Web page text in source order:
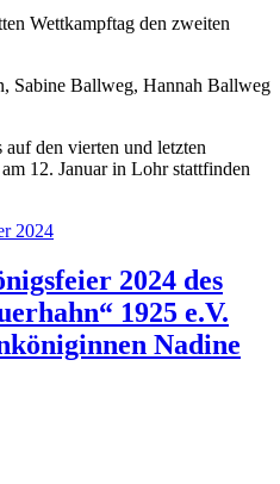
Wettkampftag den zweiten
Sabine Ballweg, Hannah Ballweg
den vierten und letzten
12. Januar in Lohr stattfinden
2024
2024 des
1925 e.V.
Nadine